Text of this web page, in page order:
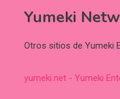
Yumeki
Otros sitios de Yumeki
yumeki.net - Yumeki